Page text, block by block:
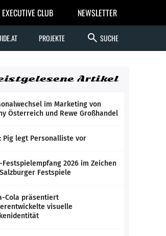
EXECUTIVE CLUB NEWSLETTER
PROJEKTE search SUCHE
Artikel
im Marketing von
Österreich und Rewe Großhandel
Pig legt Personalliste vor
Festspielempfang 2026 im Zeichen
Festspiele
Cola präsentiert
visuelle